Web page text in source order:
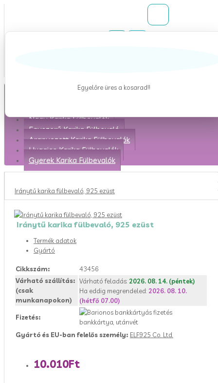
Egyelőre üres a kosarad!!
Nagy Karika Fülbevalók
Egyszerű Karika Fülbevaló
Aranyozott Karika Fülbevalók
Huggies Karika Fülbevalók
Gyerek Karika Fülbevalók
Iránytű karika fülbevaló, 925 ezüst
Iránytű karika fülbevaló, 925 ezüst
Termék adatok
Gyártó
Cikkszám:
43456
Várható szállítás:
(csak
munkanapokon)
Várható feladás: 2026. 08. 14. (péntek)
Ha eddig megrendeled: 2026. 08. 10.
(hétfő 07.00)
Fizetés:
bankkártya, utánvét
Gyártó és EU-ban felelős személy: ELF925 Co. Ltd.
10.010Ft